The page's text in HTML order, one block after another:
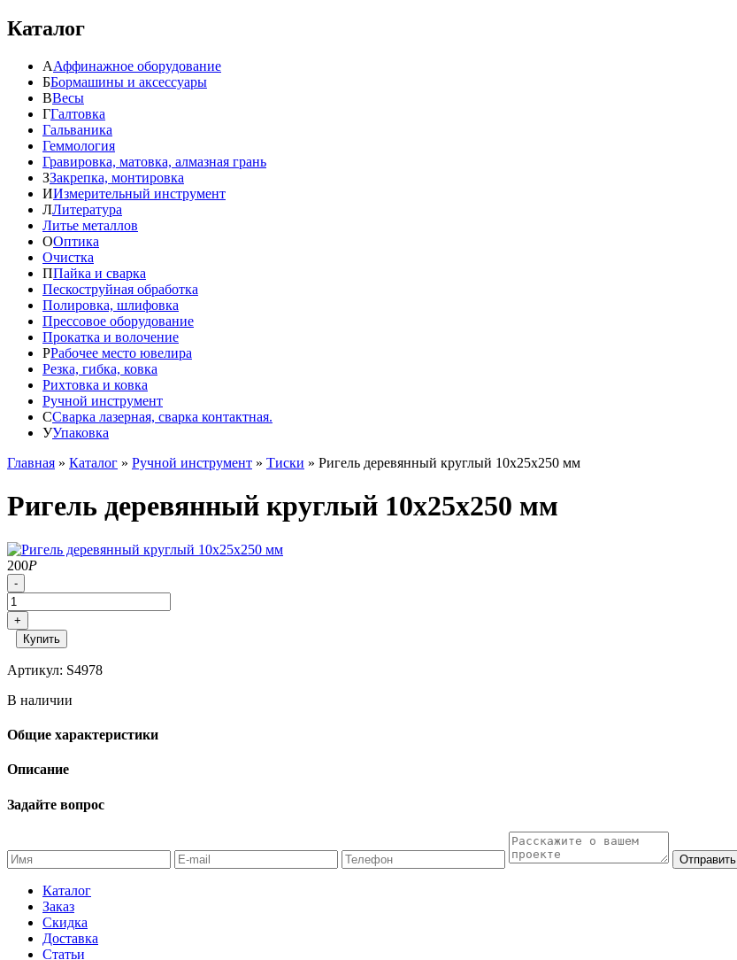
Каталог
ААффинажное оборудование
ББормашины и аксессуары
ВВесы
ГГалтовка
Гальваника
Геммология
Гравировка, матовка, алмазная грань
ЗЗакрепка, монтировка
ИИзмерительный инструмент
ЛЛитература
Литье металлов
ООптика
Очистка
ППайка и сварка
Пескоструйная обработка
Полировка, шлифовка
Прессовое оборудование
Прокатка и волочение
РРабочее место ювелира
Резка, гибка, ковка
Рихтовка и ковка
Ручной инструмент
ССварка лазерная, сварка контактная.
УУпаковка
Главная » Каталог » Ручной инструмент » Тиски » Ригель деревянный круглый 10х25х250 мм
Ригель деревянный круглый 10х25х250 мм
200Р
-
+
Купить
Артикул: S4978
В наличии
Общие характеристики
Описание
Задайте вопрос
Отправить
Каталог
Заказ
Скидка
Доставка
Статьи